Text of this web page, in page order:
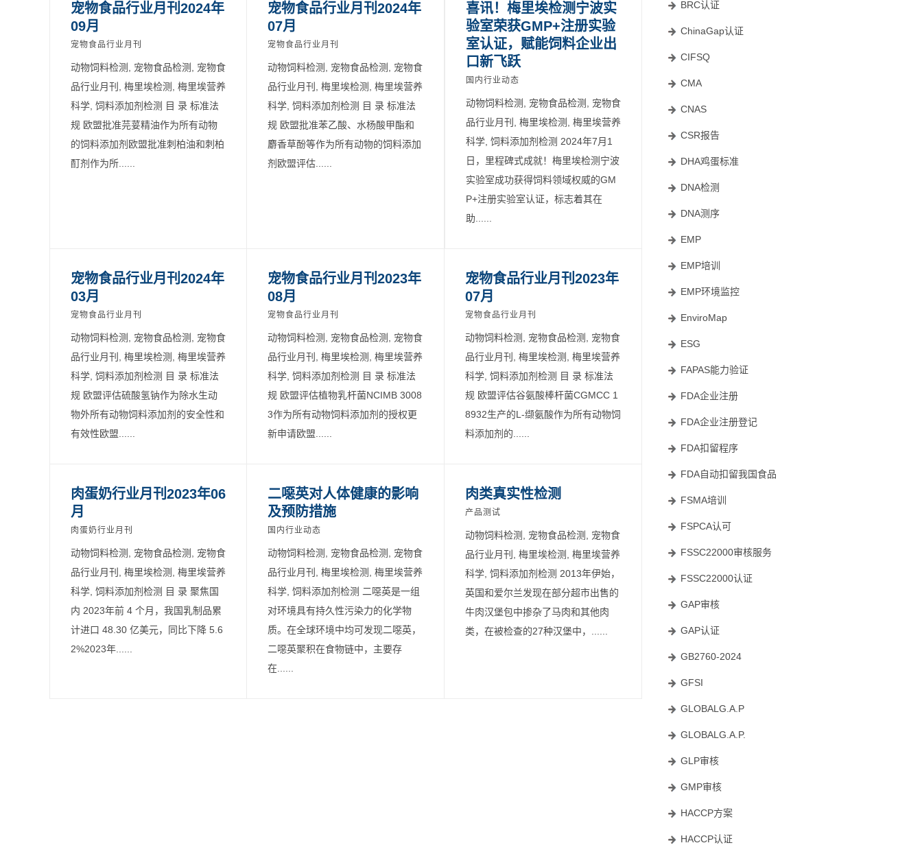
宠物食品行业月刊2024年
09月
宠物食品行业月刊
动物饲料检测, 宠物食品检测, 宠物食
品行业月刊, 梅里埃检测, 梅里埃营养
科学, 饲料添加剂检测 目 录 标准法
规 欧盟批准芫荽精油作为所有动物
的饲料添加剂欧盟批准刺柏油和刺柏
酊剂作为所......
宠物食品行业月刊2024年
07月
宠物食品行业月刊
动物饲料检测, 宠物食品检测, 宠物食
品行业月刊, 梅里埃检测, 梅里埃营养
科学, 饲料添加剂检测 目 录 标准法
规 欧盟批准苯乙酸、水杨酸甲酯和
麝香草酚等作为所有动物的饲料添加
剂欧盟评估......
喜讯！梅里埃检测宁波实
验室荣获GMP+注册实验
室认证，赋能饲料企业出
口新飞跃
国内行业动态
动物饲料检测, 宠物食品检测, 宠物食
品行业月刊, 梅里埃检测, 梅里埃营养
科学, 饲料添加剂检测 2024年7月1
日，里程碑式成就！梅里埃检测宁波
实验室成功获得饲料领域权威的GM
P+注册实验室认证，标志着其在
助......
宠物食品行业月刊2024年
03月
宠物食品行业月刊
动物饲料检测, 宠物食品检测, 宠物食
品行业月刊, 梅里埃检测, 梅里埃营养
科学, 饲料添加剂检测 目 录 标准法
规 欧盟评估硫酸氢钠作为除水生动
物外所有动物饲料添加剂的安全性和
有效性欧盟......
宠物食品行业月刊2023年
08月
宠物食品行业月刊
动物饲料检测, 宠物食品检测, 宠物食
品行业月刊, 梅里埃检测, 梅里埃营养
科学, 饲料添加剂检测 目 录 标准法
规 欧盟评估植物乳杆菌NCIMB 3008
3作为所有动物饲料添加剂的授权更
新申请欧盟......
宠物食品行业月刊2023年
07月
宠物食品行业月刊
动物饲料检测, 宠物食品检测, 宠物食
品行业月刊, 梅里埃检测, 梅里埃营养
科学, 饲料添加剂检测 目 录 标准法
规 欧盟评估谷氨酸棒杆菌CGMCC 1
8932生产的L-缬氨酸作为所有动物饲
料添加剂的......
肉蛋奶行业月刊2023年06
月
肉蛋奶行业月刊
动物饲料检测, 宠物食品检测, 宠物食
品行业月刊, 梅里埃检测, 梅里埃营养
科学, 饲料添加剂检测 目 录 聚焦国
内 2023年前 4 个月，我国乳制品累
计进口 48.30 亿美元，同比下降 5.6
2%2023年......
二噁英对人体健康的影响
及预防措施
国内行业动态
动物饲料检测, 宠物食品检测, 宠物食
品行业月刊, 梅里埃检测, 梅里埃营养
科学, 饲料添加剂检测 二噁英是一组
对环境具有持久性污染力的化学物
质。在全球环境中均可发现二噁英，
二噁英聚积在食物链中，主要存
在......
肉类真实性检测
产品测试
动物饲料检测, 宠物食品检测, 宠物食
品行业月刊, 梅里埃检测, 梅里埃营养
科学, 饲料添加剂检测 2013年伊始，
英国和爱尔兰发现在部分超市出售的
牛肉汉堡包中掺杂了马肉和其他肉
类，在被检查的27种汉堡中，......
BRC认证
ChinaGap认证
CIFSQ
CMA
CNAS
CSR报告
DHA鸡蛋标准
DNA检测
DNA测序
EMP
EMP培训
EMP环境监控
EnviroMap
ESG
FAPAS能力验证
FDA企业注册
FDA企业注册登记
FDA扣留程序
FDA自动扣留我国食品
FSMA培训
FSPCA认可
FSSC22000审核服务
FSSC22000认证
GAP审核
GAP认证
GB2760-2024
GFSI
GLOBALG.A.P
GLOBALG.A.P.
GLP审核
GMP审核
HACCP方案
HACCP认证